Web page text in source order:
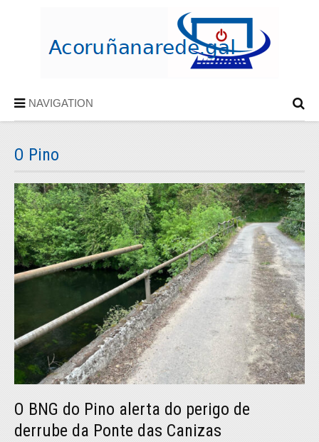
NAVIGATION
O Pino
O BNG do Pino alerta do perigo de
derrube da Ponte das Canizas